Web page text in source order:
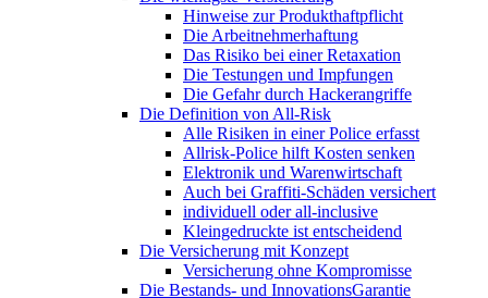
Hinweise zur Produkthaftpflicht
Die Arbeitnehmerhaftung
Das Risiko bei einer Retaxation
Die Testungen und Impfungen
Die Gefahr durch Hackerangriffe
Die Definition von All-Risk
Alle Risiken in einer Police erfasst
Allrisk-Police hilft Kosten senken
Elektronik und Warenwirtschaft
Auch bei Graffiti-Schäden versichert
individuell oder all-inclusive
Kleingedruckte ist entscheidend
Die Versicherung mit Konzept
Versicherung ohne Kompromisse
Die Bestands- und InnovationsGarantie